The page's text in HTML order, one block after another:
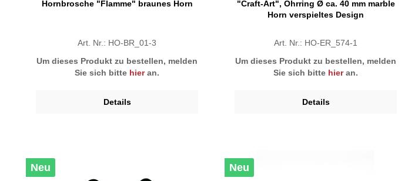
Hornbrosche "Flamme" braunes Horn
Art. Nr.: HO-BR_01-3
Um dieses Produkt zu bestellen, melden
Sie sich bitte hieran.
Details
"Craft-Art", Ohrring Ø ca. 40 mm marble
Horn verspieltes Design
Art. Nr.: HO-ER_574-1
Um dieses Produkt zu bestellen, melden
Sie sich bitte hieran.
Details
Neu Neu